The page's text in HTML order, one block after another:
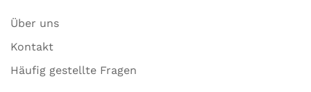
Über uns
Kontakt
Häufig gestellte Fragen